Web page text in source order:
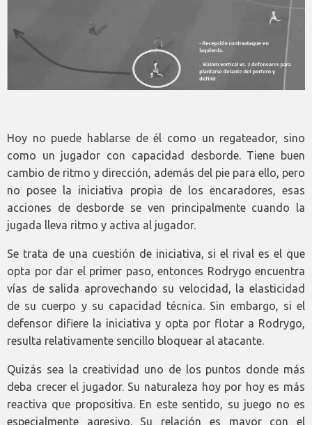
Hoy no puede hablarse de él como un regateador, sino
como un jugador con capacidad desborde. Tiene buen
cambio de ritmo y dirección, además del pie para ello, pero
no posee la iniciativa propia de los encaradores, esas
acciones de desborde se ven principalmente cuando la
jugada lleva ritmo y activa al jugador.
Se trata de una cuestión de iniciativa, si el rival es el que
opta por dar el primer paso, entonces Rodrygo encuentra
vías de salida aprovechando su velocidad, la elasticidad
de su cuerpo y su capacidad técnica. Sin embargo, si el
defensor difiere la iniciativa y opta por flotar a Rodrygo,
resulta relativamente sencillo bloquear al atacante.
Quizás sea la creatividad uno de los puntos donde más
deba crecer el jugador. Su naturaleza hoy por hoy es más
reactiva que propositiva. En este sentido, su juego no es
especialmente agresivo. Su relación es mayor con el